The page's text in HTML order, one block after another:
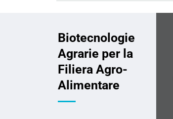
Biotecnologie
Agrarie per la
Filiera Agro-
Alimentare